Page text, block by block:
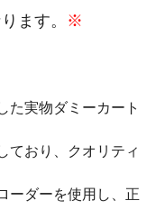
ます。 ※
た実物ダミーカート
ており、クオリティ
ーダーを使用し、正